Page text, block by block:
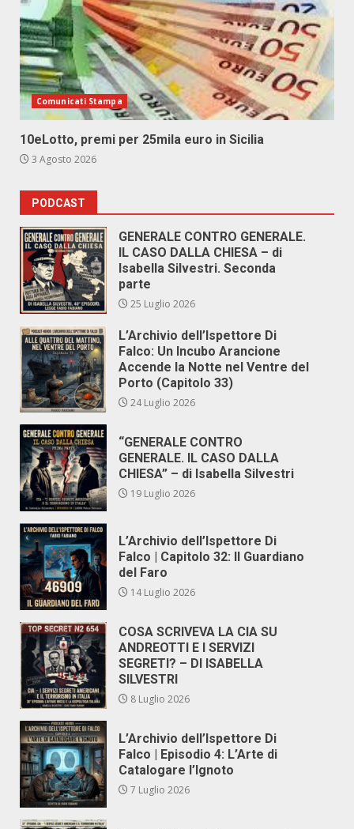
Comunicati Stampa
10eLotto, premi per 25mila euro in Sicilia
3 Agosto 2026
PODCAST
GENERALE CONTRO GENERALE.
IL CASO DALLA CHIESA – di
Isabella Silvestri. Seconda
parte
25 Luglio 2026
L’Archivio dell’Ispettore Di
Falco: Un Incubo Arancione
Accende la Notte nel Ventre del
Porto (Capitolo 33)
24 Luglio 2026
“GENERALE CONTRO
GENERALE. IL CASO DALLA
CHIESA” – di Isabella Silvestri
19 Luglio 2026
L’Archivio dell’Ispettore Di
Falco | Capitolo 32: Il Guardiano
del Faro
14 Luglio 2026
COSA SCRIVEVA LA CIA SU
ANDREOTTI E I SERVIZI
SEGRETI? – DI ISABELLA
SILVESTRI
8 Luglio 2026
L’Archivio dell’Ispettore Di
Falco | Episodio 4: L’Arte di
Catalogare l’Ignoto
7 Luglio 2026